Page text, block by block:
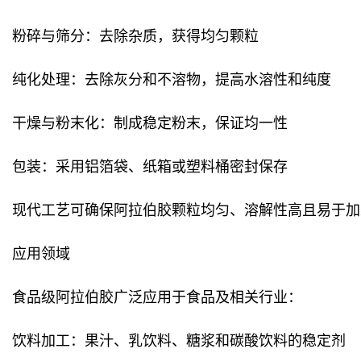
粉碎与筛分：去除杂质，获得均匀颗粒
纯化处理：去除灰分和不溶物，提高水溶性和纯度
干燥与粉末化：制成稳定粉末，保证均一性
包装：采用铝箔袋、纸箱或塑料桶密封保存
现代工艺可确保阿拉伯胶颗粒均匀、溶解性高且易于
应用领域
食品级阿拉伯胶广泛应用于食品及相关行业：
饮料加工：果汁、乳饮料、糖浆和碳酸饮料的稳定剂